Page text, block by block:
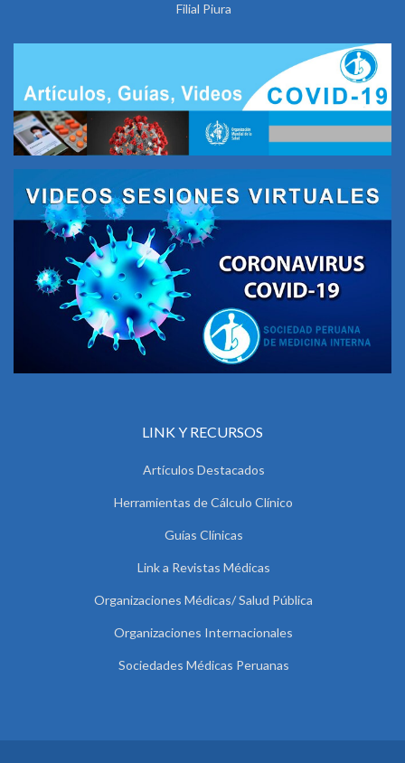
Filial Piura
LINK Y RECURSOS
Artículos Destacados
Herramientas de Cálculo Clínico
Guías Clínicas
Link a Revistas Médicas
Organizaciones Médicas/ Salud Pública
Organizaciones Internacionales
Sociedades Médicas Peruanas